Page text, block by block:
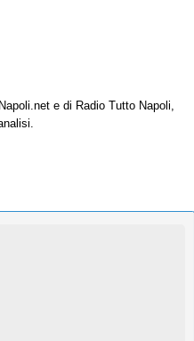
e di Radio Tutto Napoli,